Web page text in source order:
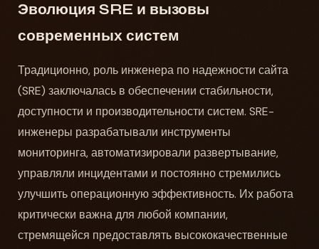
Эволюция SRE и вызовы
современных систем
Традиционно, роль инженера по надежности сайта
(SRE) заключалась в обеспечении стабильности,
доступности и производительности систем. SRE-
инженеры разрабатывали инструменты
мониторинга, автоматизировали развертывание,
управляли инцидентами и постоянно стремились
улучшить операционную эффективность. Их работа
критически важна для любой компании,
стремящейся предоставлять высококачественные